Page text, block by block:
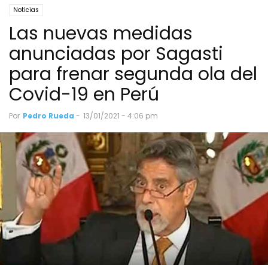
Noticias
Las nuevas medidas
anunciadas por Sagasti
para frenar segunda ola del
Covid-19 en Perú
Por Pedro Rueda - 13/01/2021 - 4:06 pm